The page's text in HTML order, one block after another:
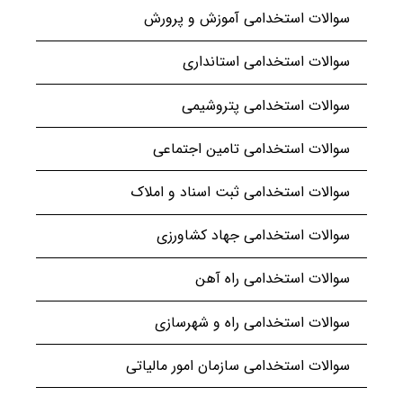
سوالات استخدامی آموزش و پرورش
سوالات استخدامی استانداری
سوالات استخدامی پتروشیمی
سوالات استخدامی تامین اجتماعی
سوالات استخدامی ثبت اسناد و املاک
سوالات استخدامی جهاد کشاورزی
سوالات استخدامی راه آهن
سوالات استخدامی راه و شهرسازی
سوالات استخدامی سازمان امور مالیاتی